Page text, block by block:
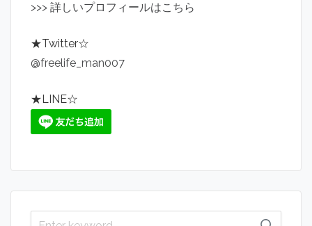
>>> 詳しいプロフィールはこちら
★Twitter☆
@freelife_man007
★LINE☆